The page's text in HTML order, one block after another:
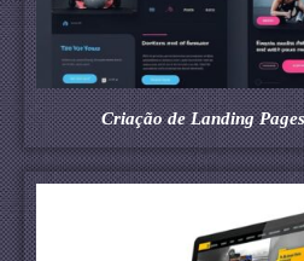
Criação de Landing